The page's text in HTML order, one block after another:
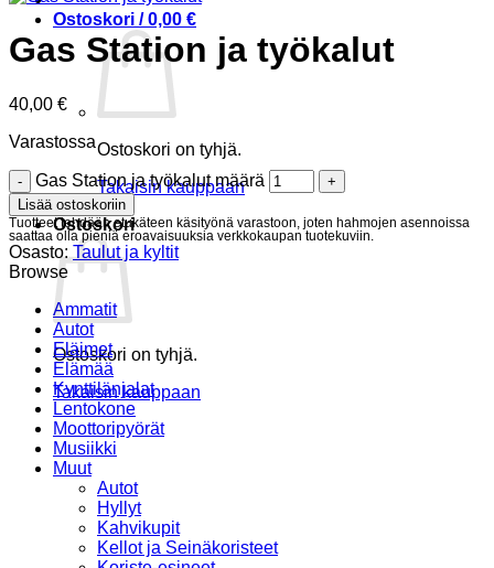
Ostoskori /0,00 €
Ostoskori on tyhjä.
Takaisin kauppaan
Ostoskori
Ostoskori on tyhjä.
Takaisin kauppaan
Gas Station ja työkalut
40,00 €
Varastossa
Gas Station ja työkalut määrä
Lisää ostoskoriin
Tuotteet tehdään etukäteen käsityönä varastoon, joten hahmojen asennoissa
saattaa olla pieniä eroavaisuuksia verkkokaupan tuotekuviin.
Osasto: Taulut ja kyltit
Browse
Ammatit
Autot
Eläimet
Elämää
Kynttilänjalat
Lentokone
Moottoripyörät
Musiikki
Muut
Autot
Hyllyt
Kahvikupit
Kellot ja Seinäkoristeet